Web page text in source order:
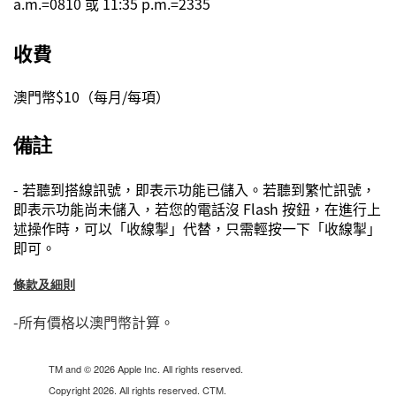
收費
澳門幣$10（每月/每項）
備註
- 若聽到搭線訊號，即表示功能已儲入。若聽到繁忙訊號，
即表示功能尚未儲入，若您的電話沒 Flash 按鈕，在進行上
述操作時，可以「收線掣」代替，只需輕按一下「收線掣」
即可。
條款及細則
-所有價格以澳門幣計算。
TM and © 2026 Apple Inc. All rights reserved.
Copyright 2026. All rights reserved. CTM.